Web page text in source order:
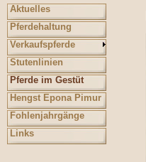
Aktuelles
Pferdehaltung
Verkaufspferde
Stutenlinien
Pferde im Gestüt
Hengst Epona Pimur
Fohlenjahrgänge
Links